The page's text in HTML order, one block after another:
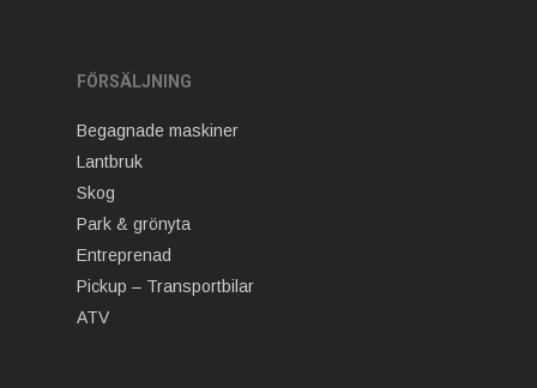
FÖRSÄLJNING
Begagnade maskiner
Lantbruk
Skog
Park & grönyta
Entreprenad
Pickup – Transportbilar
ATV